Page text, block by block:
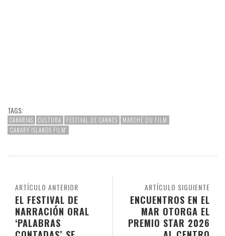
TAGS:
CANARIAS CULTURA FESTIVAL DE CANNES
MARCHÉ DU FILM
‘CANARY ISLANDS FILM’
ARTÍCULO SIGUIENTE
ENCUENTROS EN EL
MAR OTORGA EL
PREMIO STAR 2026
ARTÍCULO ANTERIOR
EL FESTIVAL DE
NARRACIÓN ORAL
‘PALABRAS